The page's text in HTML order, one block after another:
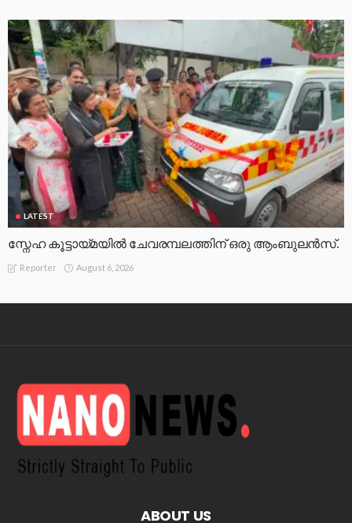
ABOUT US
A team of experinced hands are behind the screen
of nanonewsonline.com. Our aim is to flood correct and
do not promote negative and sensational news culture.
© Copyright 2021
Privacy Policy